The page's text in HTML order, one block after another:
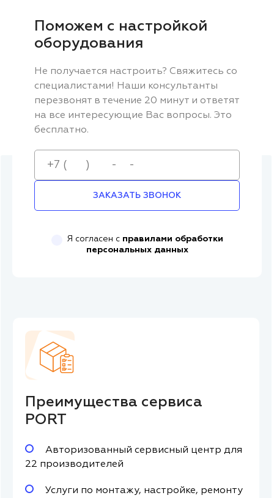
Поможем с настройкой
оборудования
Не получается настроить? Свяжитесь со
специалистами! Наши консультанты
перезвонят в течение 20 минут и ответят
на все интересующие Вас вопросы. Это
бесплатно.
ЗАКАЗАТЬ ЗВОНОК
Я согласен с правилами обработки
персональных данных
Преимущества сервиса
PORT
Авторизованный сервисный центр для
22 производителей
Услуги по монтажу, настройке, ремонту